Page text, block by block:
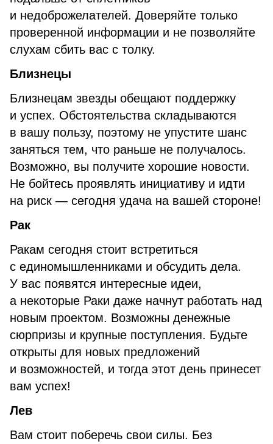
и недоброжелателей. Доверяйте только
проверенной информации и не позволяйте
слухам сбить вас с толку.
Близнецы
Близнецам звезды обещают поддержку
и успех. Обстоятельства складываются
в вашу пользу, поэтому не упустите шанс
заняться тем, что раньше не получалось.
Возможно, вы получите хорошие новости.
Не бойтесь проявлять инициативу и идти
на риск — сегодня удача на вашей стороне!
Рак
Ракам сегодня стоит встретиться
с единомышленниками и обсудить дела.
У вас появятся интересные идеи,
а некоторые Раки даже начнут работать над
новым проектом. Возможны денежные
сюрпризы и крупные поступления. Будьте
открыты для новых предложений
и возможностей, и тогда этот день принесет
вам успех!
Лев
Вам стоит поберечь свои силы. Без